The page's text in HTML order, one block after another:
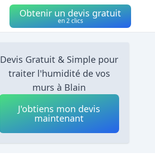
Obtenir un devis gratuit
en 2 clics
Devis Gratuit & Simple pour
traiter l'humidité de vos
murs à Blain
J'obtiens mon devis
maintenant